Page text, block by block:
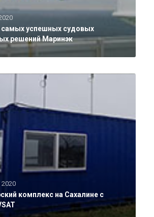
успешных судовых
решений Маринэк
2020
комплекс на Сахалине с